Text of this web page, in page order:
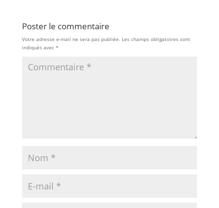
Poster le commentaire
Votre adresse e-mail ne sera pas publiée. Les champs obligatoires sont
indiqués avec *